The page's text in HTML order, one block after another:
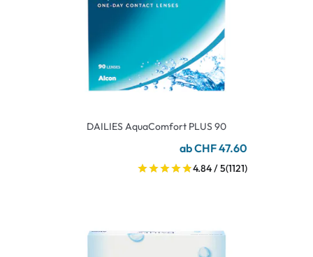
DAILIES AquaComfort PLUS 90
ab CHF 47.60
4.84 / 5(1121)